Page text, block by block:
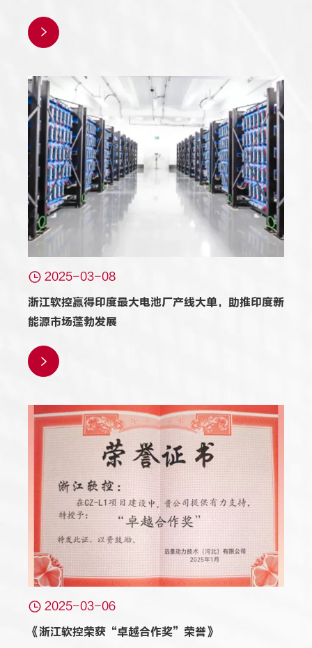

 2025-03-08
浙江软控赢得印度最大电池厂产线大单，助推印度新
能源市场蓬勃发展

 2025-03-06
《浙江软控荣获“卓越合作奖”荣誉》